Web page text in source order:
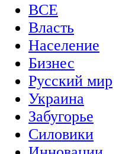
ВСЕ
Власть
Население
Бизнес
Русский мир
Украина
Забугорье
Силовики